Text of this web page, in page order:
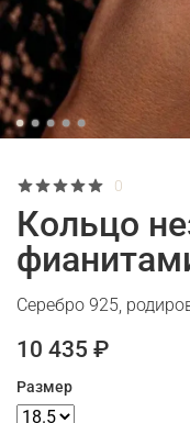
0
Кольцо
Серебро 925,
10 435 ₽
Размер